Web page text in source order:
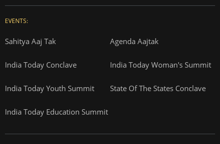
EVENTS:
Sahitya Aaj Tak Agenda Aajtak
India Today Conclave India Today Woman's Summit
India Today Youth Summit State Of The States Conclave
India Today Education Summit